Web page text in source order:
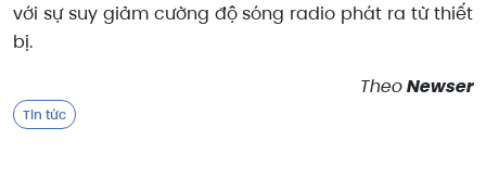
với sự suy giảm cường độ sóng radio phát ra từ thiết
bị.
TheoNewser
Tin tức